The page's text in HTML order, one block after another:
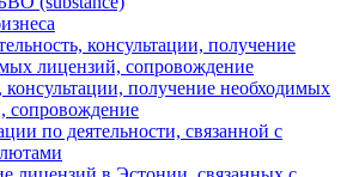
консультации, получение
лицензий, сопровождение
консультации, получение необходимых
сопровождение
по деятельности, связанной с